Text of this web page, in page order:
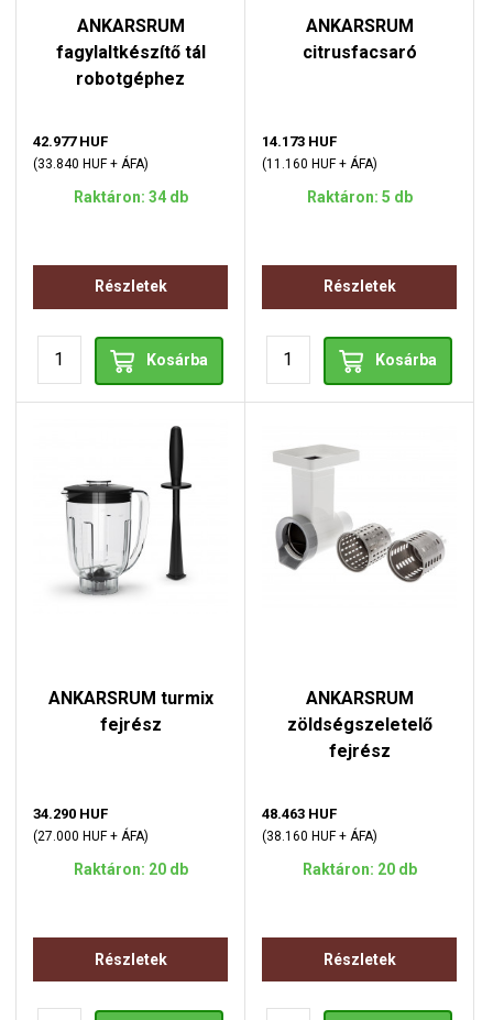
ANKARSRUM
fagylaltkészítő tál
robotgéphez
42.977 HUF
(33.840 HUF + ÁFA)
Raktáron: 34 db
Részletek
Kosárba
ANKARSRUM
citrusfacsaró
14.173 HUF
(11.160 HUF + ÁFA)
Raktáron: 5 db
Részletek
Kosárba
ANKARSRUM turmix
fejrész
34.290 HUF
(27.000 HUF + ÁFA)
Raktáron: 20 db
Részletek
ANKARSRUM
zöldségszeletelő
fejrész
48.463 HUF
(38.160 HUF + ÁFA)
Raktáron: 20 db
Részletek